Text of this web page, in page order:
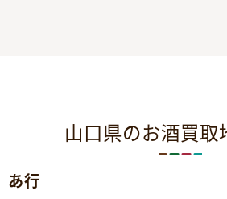
山口県のお酒買取
あ行